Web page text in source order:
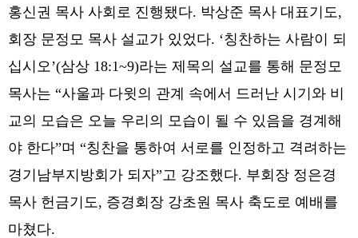
홍신권 목사 사회로 진행됐다. 박상준 목사 대표기도,
회장 문정모 목사 설교가 있었다. ‘칭찬하는 사람이 되
십시오’(삼상 18:1~9)라는 제목의 설교를 통해 문정모
목사는 “사울과 다윗의 관계 속에서 드러난 시기와 비
교의 모습은 오늘 우리의 모습이 될 수 있음을 경계해
야 한다”며 “칭찬을 통하여 서로를 인정하고 격려하는
경기남부지방회가 되자”고 강조했다. 부회장 정은경
목사 헌금기도, 증경회장 강초원 목사 축도로 예배를
마쳤다.